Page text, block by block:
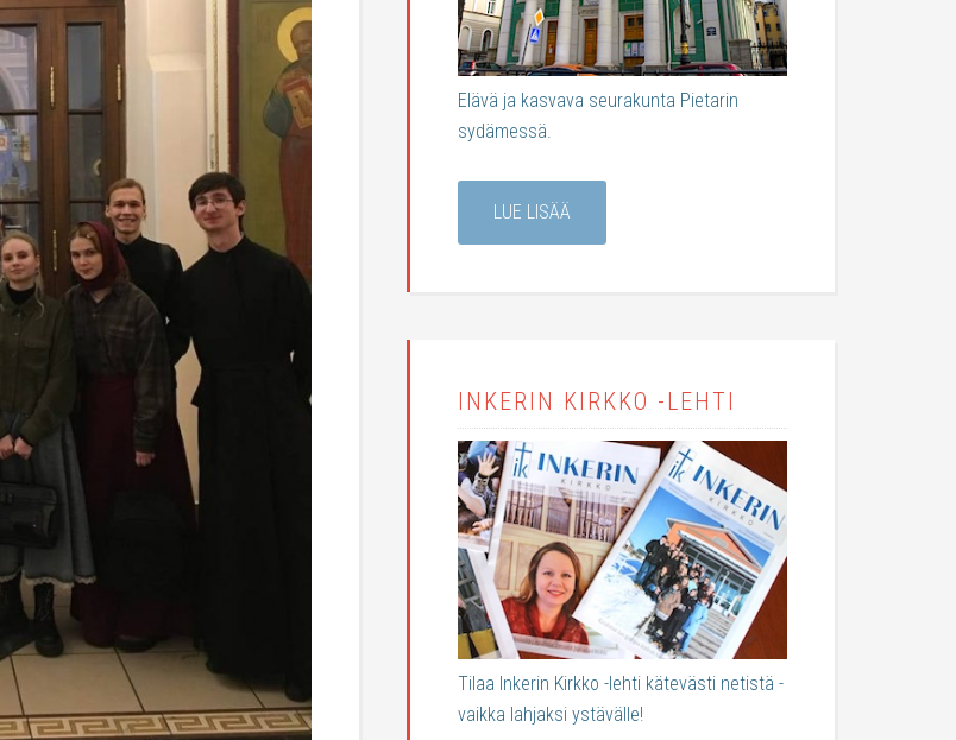
Elävä ja kasvava seurakunta Pietarin
sydämessä.
LUE LISÄÄ
INKERIN KIRKKO -LEHTI
Tilaa Inkerin Kirkko -lehti kätevästi netistä -
vaikka lahjaksi ystävälle!